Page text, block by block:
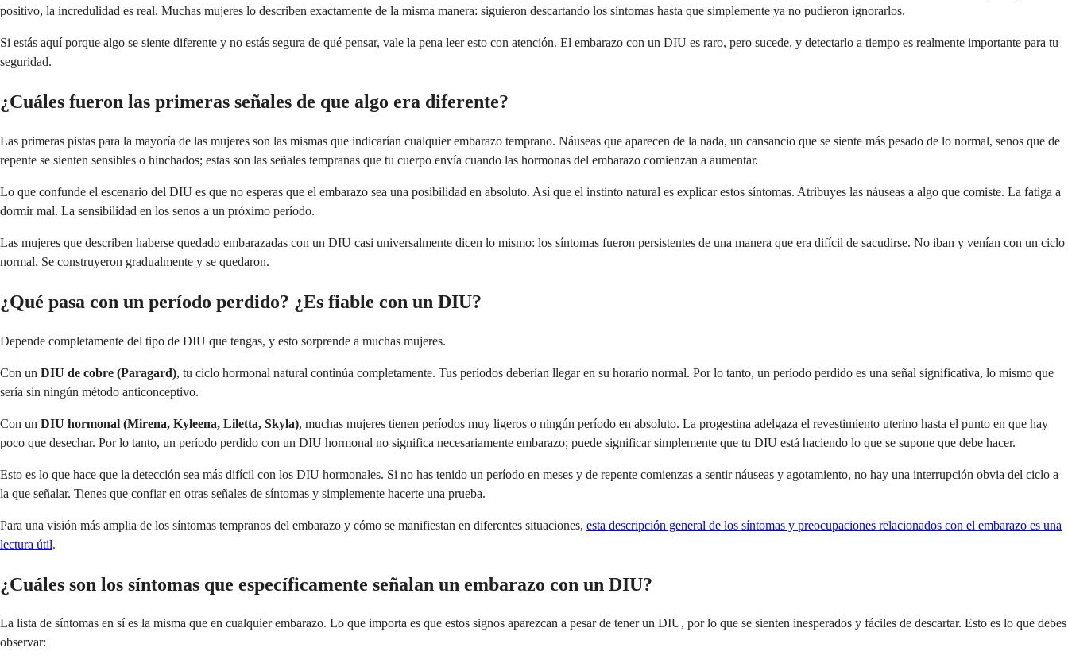
positivo, la incredulidad es real. Muchas mujeres lo describen exactamente de la misma manera: siguieron descartando los síntomas hasta que simplemente ya no pudieron ignorarlos.
Si estás aquí porque algo se siente diferente y no estás segura de qué pensar, vale la pena leer esto con atención. El embarazo con un DIU es raro, pero sucede, y detectarlo a tiempo es realmente importante para tu
seguridad.
¿Cuáles fueron las primeras señales de que algo era diferente?
Las primeras pistas para la mayoría de las mujeres son las mismas que indicarían cualquier embarazo temprano. Náuseas que aparecen de la nada, un cansancio que se siente más pesado de lo normal, senos que de
repente se sienten sensibles o hinchados; estas son las señales tempranas que tu cuerpo envía cuando las hormonas del embarazo comienzan a aumentar.
Lo que confunde el escenario del DIU es que no esperas que el embarazo sea una posibilidad en absoluto. Así que el instinto natural es explicar estos síntomas. Atribuyes las náuseas a algo que comiste. La fatiga a
dormir mal. La sensibilidad en los senos a un próximo período.
Las mujeres que describen haberse quedado embarazadas con un DIU casi universalmente dicen lo mismo: los síntomas fueron persistentes de una manera que era difícil de sacudirse. No iban y venían con un ciclo
normal. Se construyeron gradualmente y se quedaron.
¿Qué pasa con un período perdido? ¿Es fiable con un DIU?
Depende completamente del tipo de DIU que tengas, y esto sorprende a muchas mujeres.
Con un DIU de cobre (Paragard), tu ciclo hormonal natural continúa completamente. Tus períodos deberían llegar en su horario normal. Por lo tanto, un período perdido es una señal significativa, lo mismo que
sería sin ningún método anticonceptivo.
Con un DIU hormonal (Mirena, Kyleena, Liletta, Skyla), muchas mujeres tienen períodos muy ligeros o ningún período en absoluto. La progestina adelgaza el revestimiento uterino hasta el punto en que hay
poco que desechar. Por lo tanto, un período perdido con un DIU hormonal no significa necesariamente embarazo; puede significar simplemente que tu DIU está haciendo lo que se supone que debe hacer.
Esto es lo que hace que la detección sea más difícil con los DIU hormonales. Si no has tenido un período en meses y de repente comienzas a sentir náuseas y agotamiento, no hay una interrupción obvia del ciclo a
la que señalar. Tienes que confiar en otras señales de síntomas y simplemente hacerte una prueba.
Para una visión más amplia de los síntomas tempranos del embarazo y cómo se manifiestan en diferentes situaciones, esta descripción general de los síntomas y preocupaciones relacionados con el embarazo es una
lectura útil.
¿Cuáles son los síntomas que específicamente señalan un embarazo con un DIU?
La lista de síntomas en sí es la misma que en cualquier embarazo. Lo que importa es que estos signos aparezcan a pesar de tener un DIU, por lo que se sienten inesperados y fáciles de descartar. Esto es lo que debes
observar: